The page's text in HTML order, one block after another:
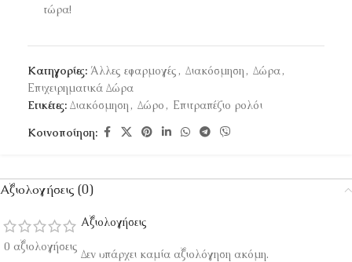
τώρα!
Κατηγορίες: Άλλες εφαρμογές , Διακόσμηση , Δώρα,
Επιχειρηματικά Δώρα
Ετικέτες: Διακόσμηση , Δώρο , Επιτραπέζιο ρολόι
Κοινοποίηση:
Αξιολογήσεις (0)
0 αξιολογήσεις
Αξιολογήσεις
Δεν υπάρχει καμία αξιολόγηση ακόμη.